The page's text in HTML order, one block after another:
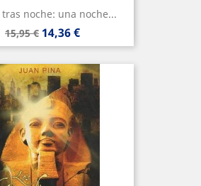
tras noche: una noche...
Precio
base
15,95 € Precio
14,36 €